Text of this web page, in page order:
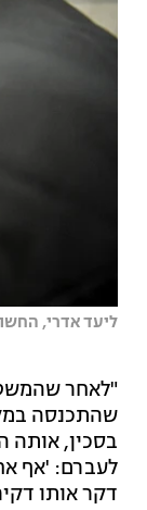
ליעד אדרי,
"לאחר
שהתכנסה
בסכין, אותה
לעברם: 'אף
דקר אותו